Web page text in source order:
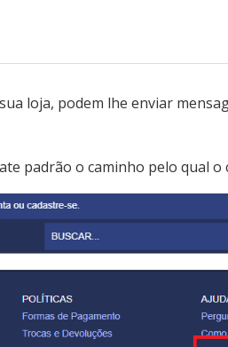
loja, podem lhe enviar
padrão o caminho pelo qual